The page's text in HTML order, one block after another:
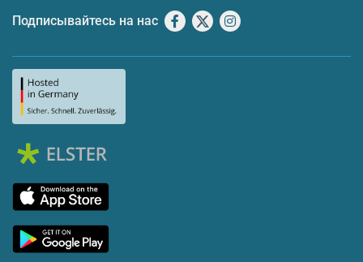
Подписывайтесь на нас Facebook
X Instagram